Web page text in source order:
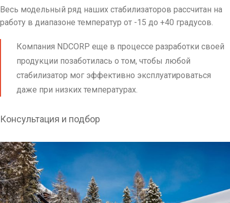
Весь модельный ряд наших стабилизаторов рассчитан на
работу в диапазоне температур от -15 до +40 градусов.
Компания NDCORP еще в процессе разработки своей
продукции позаботилась о том, чтобы любой
стабилизатор мог эффективно эксплуатироваться
даже при низких температурах.
Консультация и подбор